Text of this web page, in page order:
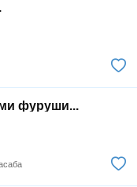
фуруши...